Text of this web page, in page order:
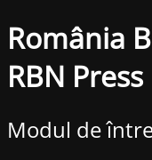
România
RBN Press
Modul de